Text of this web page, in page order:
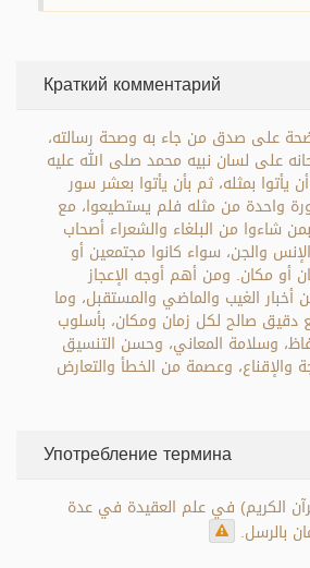
Краткий комментарий
على صدق من جاء به وصحة رسالته،
على لسان نبيه محمد صلى الله عليه
بمثله، ثم بأن يأتوا بعشر سور
واحدة من مثله فلم يستطيعوا، مع
شاءوا من البلغاء والشعراء أصحاب
والجن، سواء كانوا مجتمعين أو
أو مكان. ومن أهم أوجه الإعجاز
أخبار الغيب والماضي والمستقبل، وما
دقيق صالح لكل زمان ومكان، بأسلوب
وسلامة المعاني، وحسن التنسيق
والإقناع، وعصمة من الخطأ والتعارض
Употребление термина
الكريم) في علم العقيدة في عدة
بالرسل.